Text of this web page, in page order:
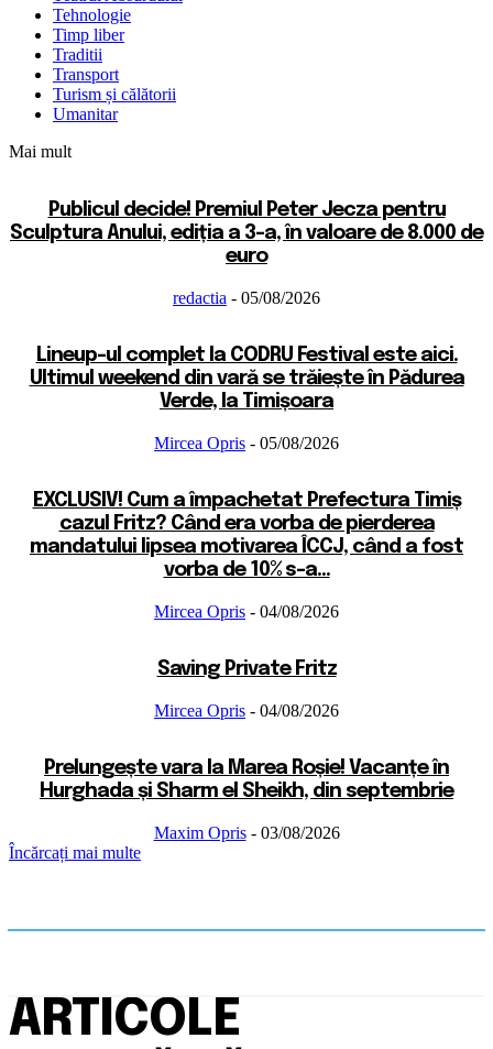
Tehnologie
Timp liber
Traditii
Transport
Turism și călătorii
Umanitar
Mai mult
Publicul decide! Premiul Peter Jecza pentru
Sculptura Anului, ediția a 3-a, în valoare de 8.000 de
euro
redactia - 05/08/2026
Lineup-ul complet la CODRU Festival este aici.
Ultimul weekend din vară se trăiește în Pădurea
Verde, la Timișoara
Mircea Opris - 05/08/2026
EXCLUSIV! Cum a împachetat Prefectura Timiș
cazul Fritz? Când era vorba de pierderea
mandatului lipsea motivarea ÎCCJ, când a fost
vorba de 10% s-a...
Mircea Opris - 04/08/2026
Saving Private Fritz
Mircea Opris - 04/08/2026
Prelungește vara la Marea Roșie! Vacanțe în
Hurghada și Sharm el Sheikh, din septembrie
Maxim Opris - 03/08/2026
Încărcați mai multe
ARTICOLE